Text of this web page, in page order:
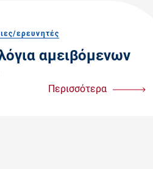
ερευνητές
αμειβόμενων
Περισσότερα